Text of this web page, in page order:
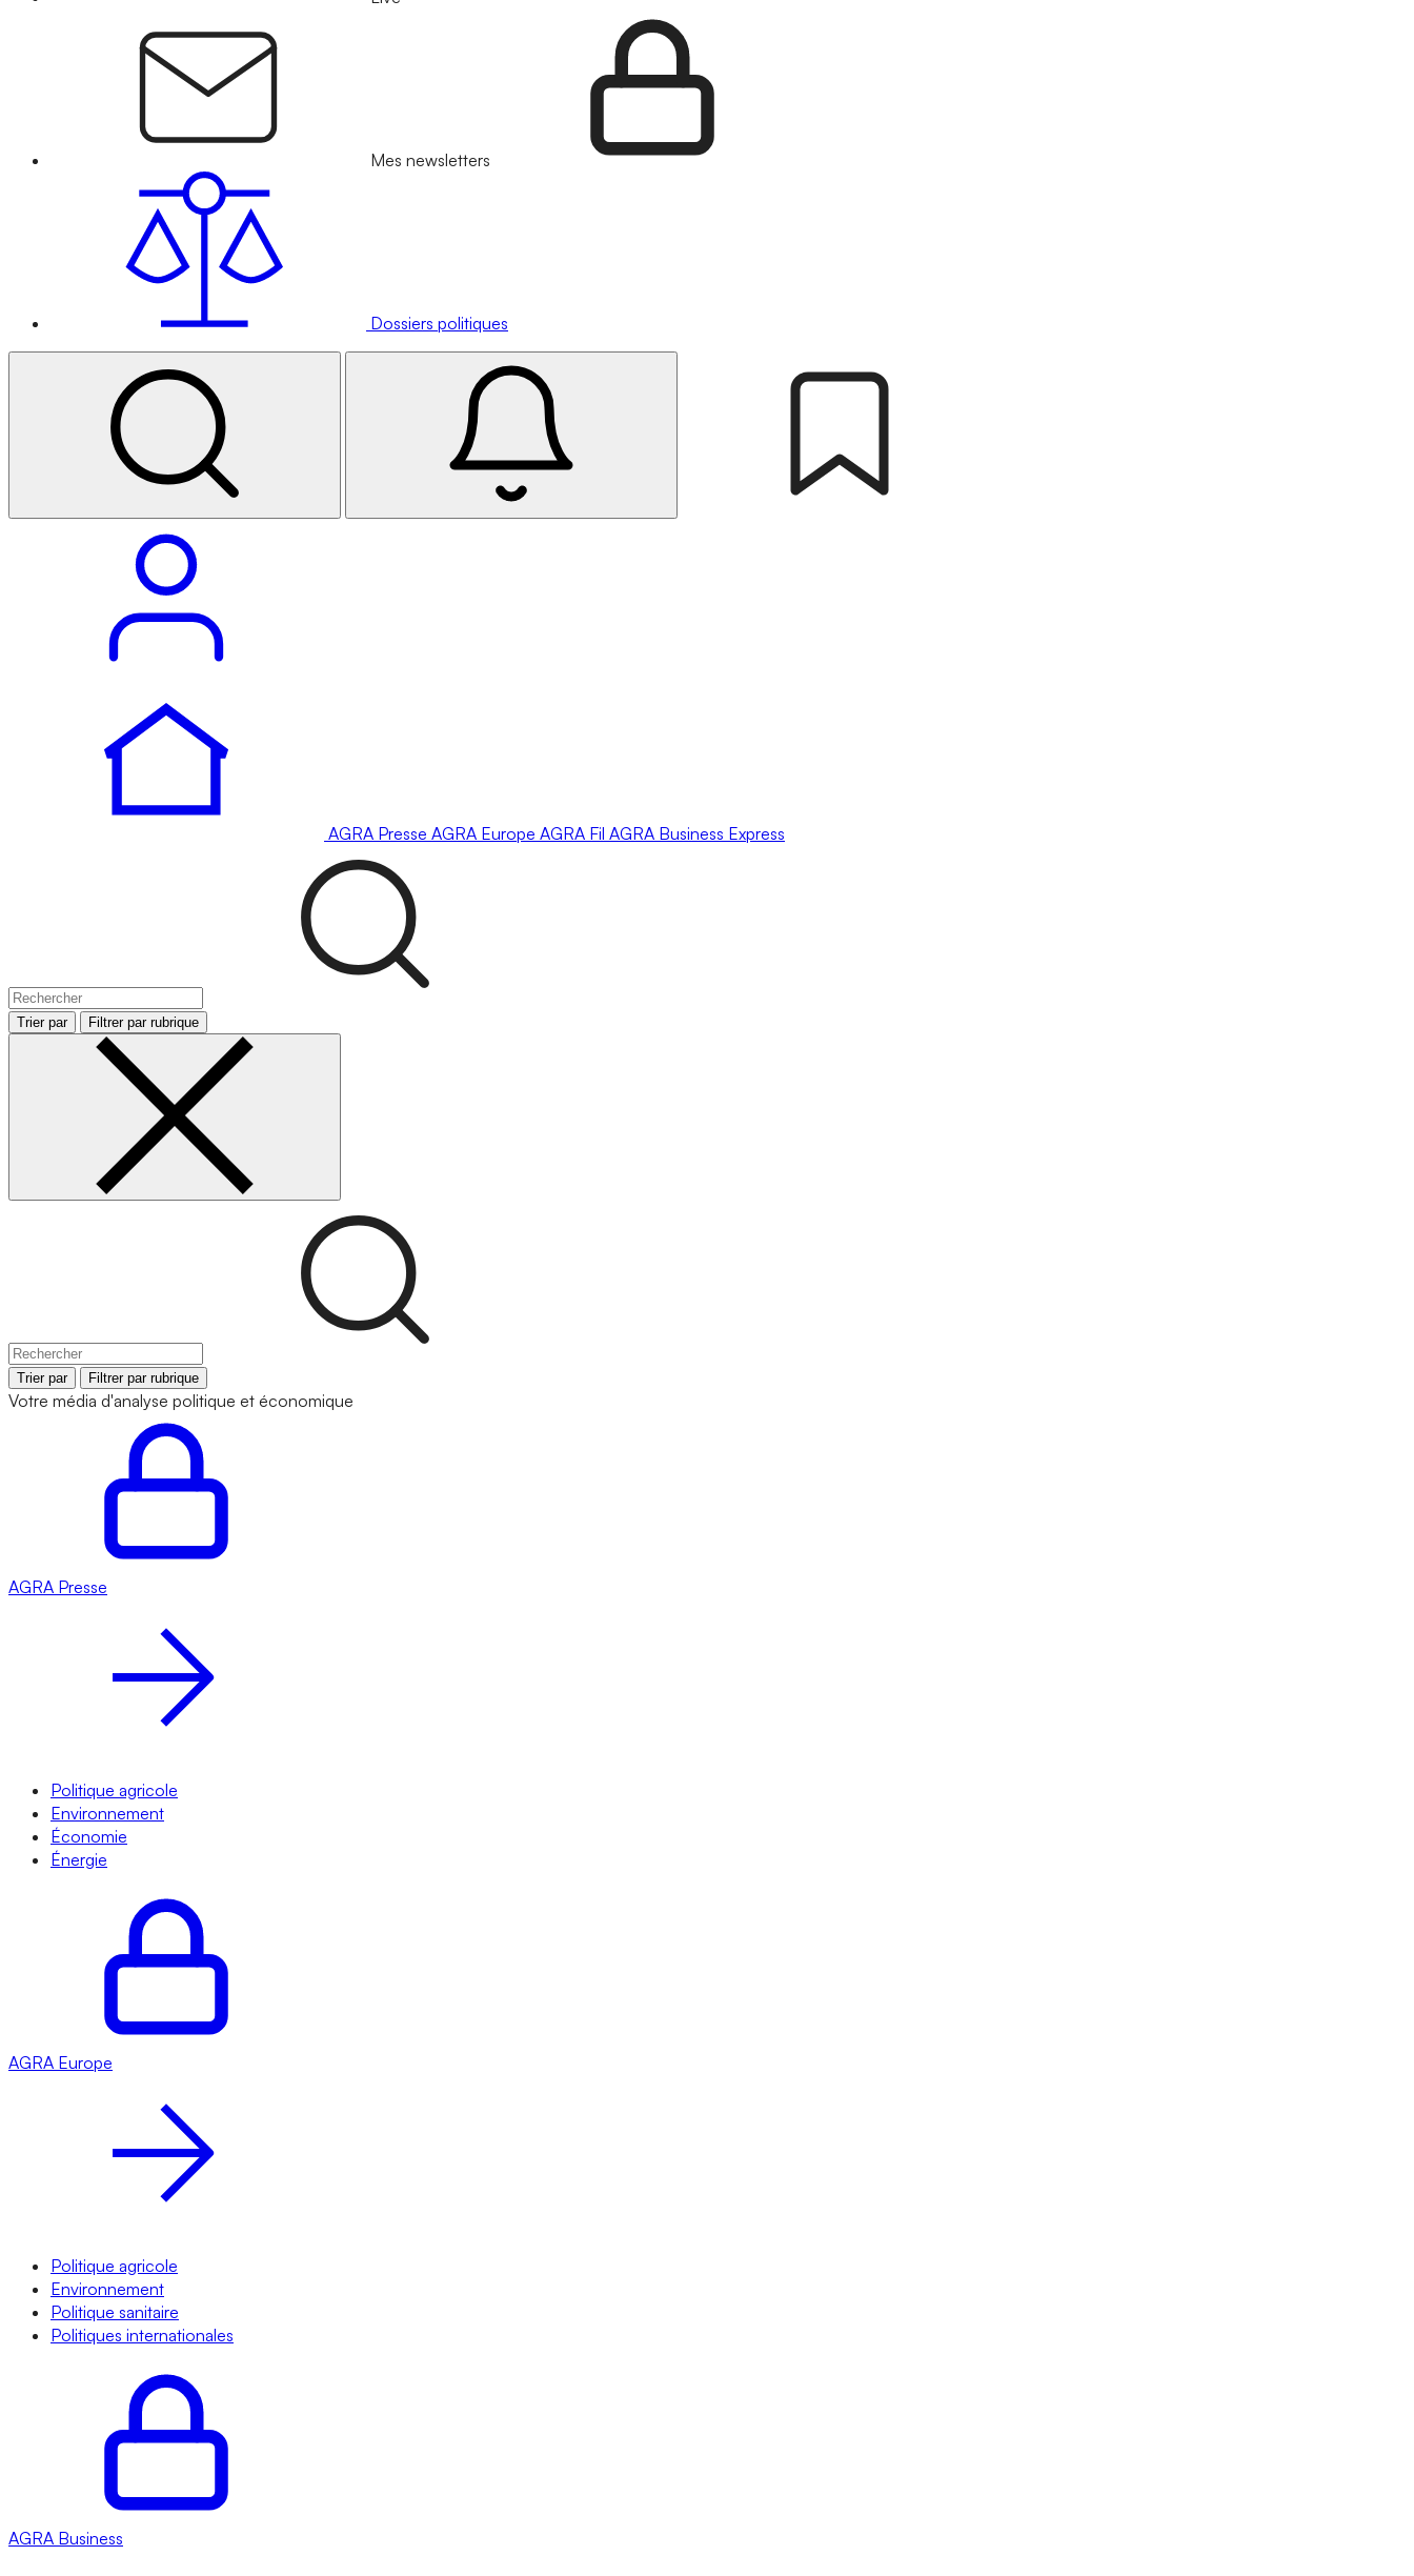
Mes newsletters
Dossiers politiques
AGRA Presse AGRA Europe AGRA Fil AGRA Business Express
Trier par Filtrer par rubrique
Trier par Filtrer par rubrique
Votre média d'analyse politique et économique
AGRA Presse
Politique agricole
Environnement
Économie
Énergie
AGRA Europe
Politique agricole
Environnement
Politique sanitaire
Politiques internationales
AGRA Business